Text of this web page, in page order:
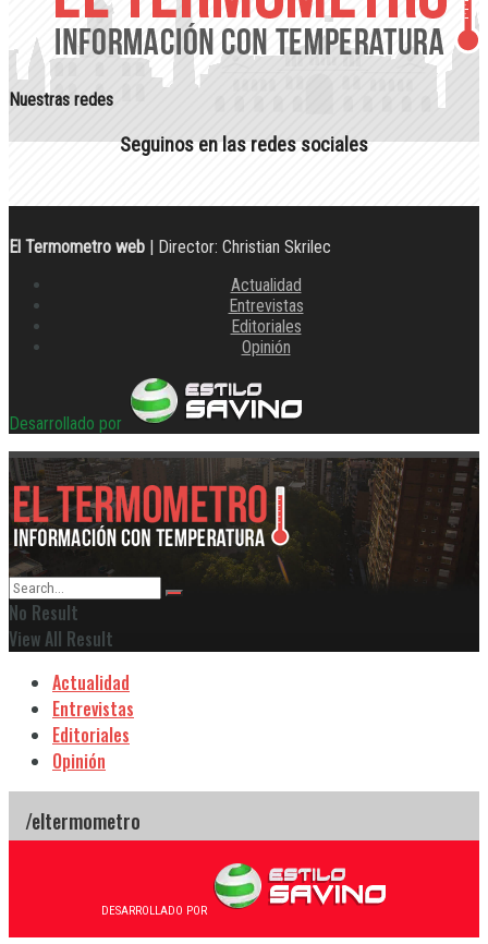
Nuestras redes
Seguinos en las redes sociales
El Termometro web | Director: Christian Skrilec
Actualidad
Entrevistas
Editoriales
Opinión
Desarrollado por
No Result
View All Result
Actualidad
Entrevistas
Editoriales
Opinión
DESARROLLADO POR